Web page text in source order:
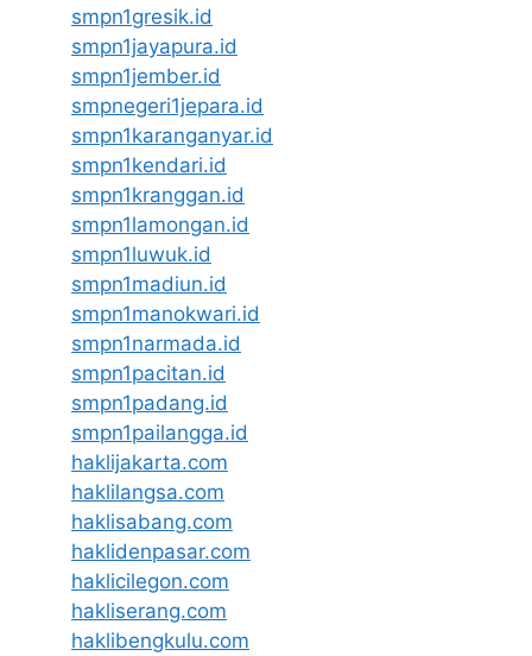
smpn1gresik.id
smpn1jayapura.id
smpn1jember.id
smpnegeri1jepara.id
smpn1karanganyar.id
smpn1kendari.id
smpn1kranggan.id
smpn1lamongan.id
smpn1luwuk.id
smpn1madiun.id
smpn1manokwari.id
smpn1narmada.id
smpn1pacitan.id
smpn1padang.id
smpn1pailangga.id
haklijakarta.com
haklilangsa.com
haklisabang.com
haklidenpasar.com
haklicilegon.com
hakliserang.com
haklibengkulu.com